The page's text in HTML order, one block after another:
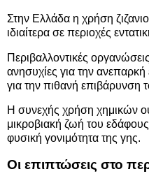
Στην Ελλάδα η χρήση
ιδιαίτερα σε περιοχές
Περιβαλλοντικές
ανησυχίες για την
για την πιθανή επιβάρυνση
Η συνεχής χρήση χημικών
μικροβιακή ζωή του
φυσική γονιμότητα της γης.
Οι επιπτώσεις στο